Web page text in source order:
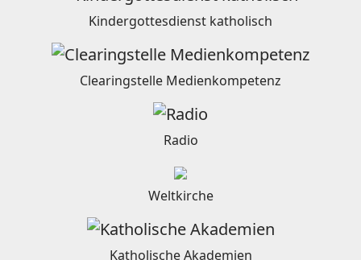
Kindergottesdienst katholisch
Clearingstelle Medienkompetenz
Radio
Weltkirche
Katholische Akademien